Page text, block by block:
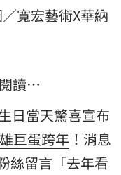
寬宏藝術X華納
讀…
日當天驚喜宣布
巨蛋跨年 ！消息
絲留言「去年看